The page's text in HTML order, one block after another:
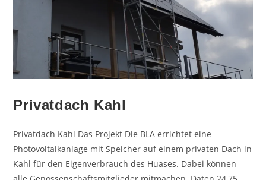
Privatdach Kahl
Privatdach Kahl Das Projekt Die BLA errichtet eine
Photovoltaikanlage mit Speicher auf einem privaten Dach in
Kahl für den Eigenverbrauch des Huases. Dabei können